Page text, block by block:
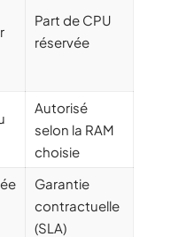
Part de CPU
réservée
Autorisé
selon la RAM
choisie
Garantie
contractuelle
(SLA)